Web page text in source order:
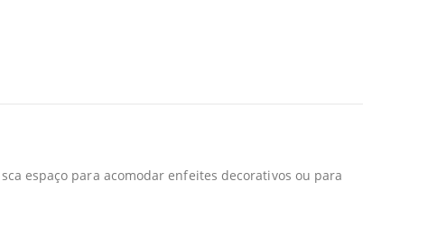
espaço para acomodar enfeites decorativos ou para